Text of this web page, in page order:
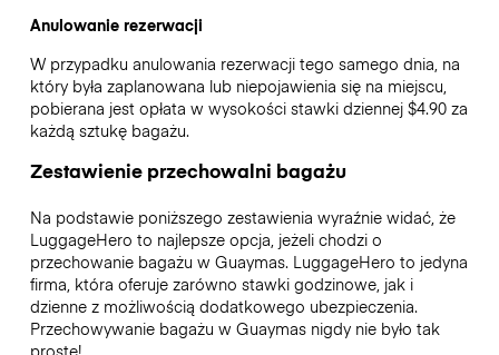
Anulowanie rezerwacji
W przypadku anulowania rezerwacji tego samego dnia, na
który była zaplanowana lub niepojawienia się na miejscu,
pobierana jest opłata w wysokości stawki dziennej $4.90 za
każdą sztukę bagażu.
Zestawienie przechowalni bagażu
Na podstawie poniższego zestawienia wyraźnie widać, że
LuggageHero to najlepsze opcja, jeżeli chodzi o
przechowanie bagażu w Guaymas. LuggageHero to jedyna
firma, która oferuje zarówno stawki godzinowe, jak i
dzienne z możliwością dodatkowego ubezpieczenia.
Przechowywanie bagażu w Guaymasnigdy nie było tak
proste!